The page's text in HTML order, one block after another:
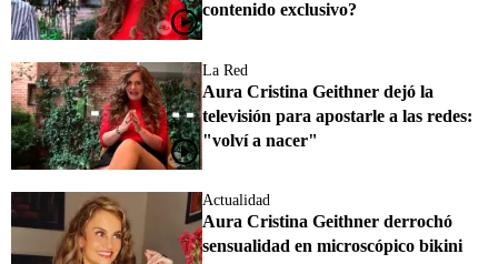
contenido exclusivo?
La Red
Aura Cristina Geithner dejó la
televisión para apostarle a las redes:
"volví a nacer"
Actualidad
Aura Cristina Geithner derrochó
sensualidad en microscópico bikini